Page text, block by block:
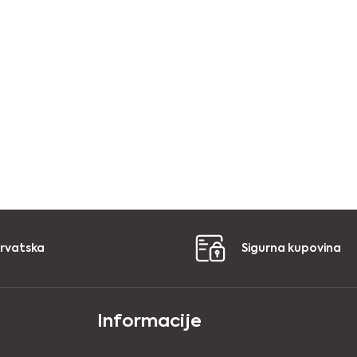
Sigurna kupovina
Informacije